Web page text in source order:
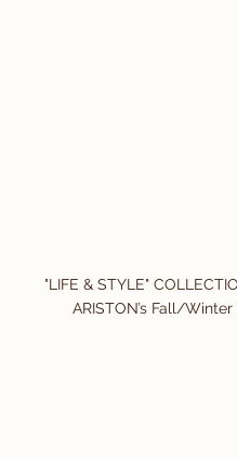
"LIFE & STYLE"
ARISTON’s Fall/Winter